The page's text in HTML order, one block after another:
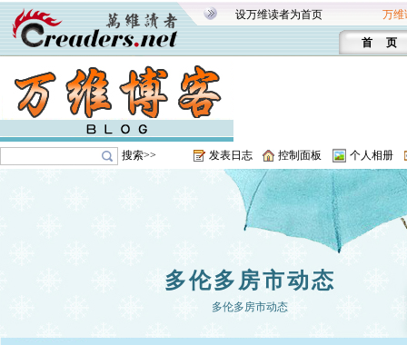
设万维读者为首页 万维
首 页
搜索>> 发表日志 控制面板 个人相册
多伦多房市动态
多伦多房市动态